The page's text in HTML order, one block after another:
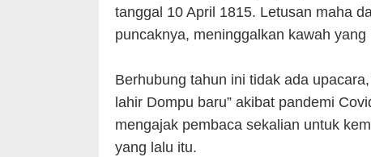
tanggal 10 April 1815. Letusan maha
puncaknya, meninggalkan kawah
Berhubung tahun ini tidak ada
lahir Dompu baru” akibat pandemi
mengajak pembaca sekalian untuk
yang lalu itu.